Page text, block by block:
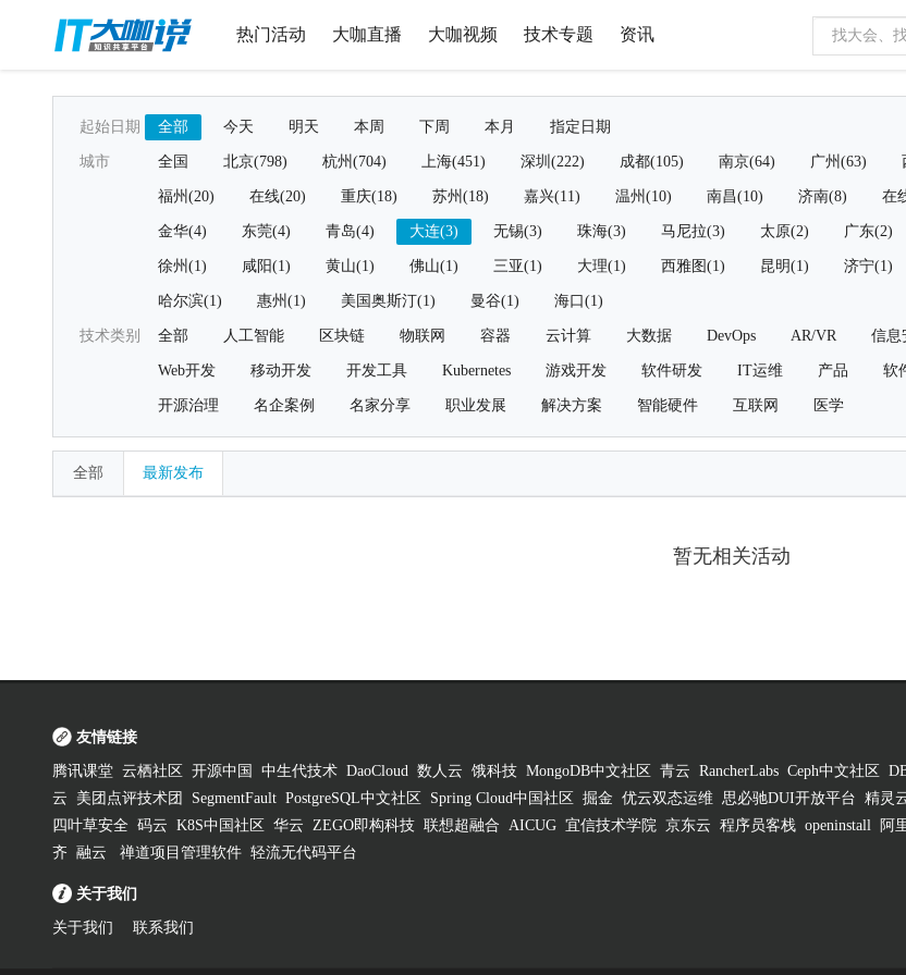
热门活动 大咖直播 大咖视频 技术专题 资讯
起始日期 全部 今天 明天 本周 下周 本月 指定日期
城市 全国 北京(798) 杭州(704) 上海(451) 深圳(222) 成都(105) 南京(64) 广州(63)
福州(20) 在线(20) 重庆(18) 苏州(18) 嘉兴(11) 温州(10) 南昌(10) 济南(8) 在
金华(4) 东莞(4) 青岛(4) 大连(3) 无锡(3) 珠海(3) 马尼拉(3) 太原(2) 广东(2)
徐州(1) 咸阳(1) 黄山(1) 佛山(1) 三亚(1) 大理(1) 西雅图(1) 昆明(1) 济宁(1)
哈尔滨(1) 惠州(1) 美国奥斯汀(1) 曼谷(1) 海口(1)
技术类别 全部 人工智能 区块链 物联网 容器 云计算 大数据 DevOps AR/VR 信息
Web开发 移动开发 开发工具 Kubernetes 游戏开发 软件研发 IT运维 产品 软
开源治理 名企案例 名家分享 职业发展 解决方案 智能硬件 互联网 医学
全部 最新发布
暂无相关活动
友情链接
腾讯课堂 云栖社区 开源中国 中生代技术 DaoCloud 数人云 饿科技 MongoDB中文社区 青云 RancherLabs Ceph中文社区
云
美团点评技术团 SegmentFault PostgreSQL中文社区 Spring Cloud中国社区 掘金 优云双态运维 思必驰DUI开放平台 精灵
四叶草安全 码云 K8S中国社区 华云 ZEGO即构科技 联想超融合 AICUG 宜信技术学院 京东云 程序员客栈 openinstall 阿
齐 融云 禅道项目管理软件 轻流无代码平台
关于我们
关于我们 联系我们